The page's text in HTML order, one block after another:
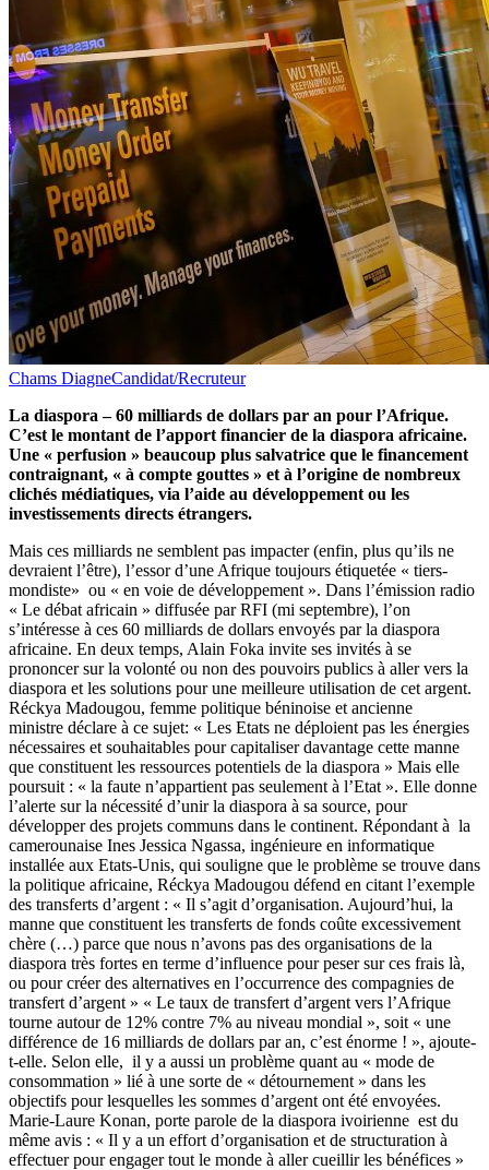
Chams DiagneCandidat/Recruteur
La diaspora – 60 milliards de dollars par an pour l’Afrique.
C’est le montant de l’apport financier de la diaspora africaine.
Une « perfusion » beaucoup plus salvatrice que le financement
contraignant, « à compte gouttes » et à l’origine de nombreux
clichés médiatiques, via l’aide au développement ou les
investissements directs étrangers.
Mais ces milliards ne semblent pas impacter (enfin, plus qu’ils ne
devraient l’être), l’essor d’une Afrique toujours étiquetée « tiers-
mondiste» ou « en voie de développement ». Dans l’émission radio
« Le débat africain » diffusée par RFI (mi septembre), l’on
s’intéresse à ces 60 milliards de dollars envoyés par la diaspora
africaine. En deux temps, Alain Foka invite ses invités à se
prononcer sur la volonté ou non des pouvoirs publics à aller vers la
diaspora et les solutions pour une meilleure utilisation de cet argent.
Réckya Madougou, femme politique béninoise et ancienne
ministre déclare à ce sujet: « Les Etats ne déploient pas les énergies
nécessaires et souhaitables pour capitaliser davantage cette manne
que constituent les ressources potentiels de la diaspora » Mais elle
poursuit : « la faute n’appartient pas seulement à l’Etat ». Elle donne
l’alerte sur la nécessité d’unir la diaspora à sa source, pour
développer des projets communs dans le continent. Répondant à la
camerounaise Ines Jessica Ngassa, ingénieure en informatique
installée aux Etats-Unis, qui souligne que le problème se trouve dans
la politique africaine, Réckya Madougou défend en citant l’exemple
des transferts d’argent : « Il s’agit d’organisation. Aujourd’hui, la
manne que constituent les transferts de fonds coûte excessivement
chère (…) parce que nous n’avons pas des organisations de la
diaspora très fortes en terme d’influence pour peser sur ces frais là,
ou pour créer des alternatives en l’occurrence des compagnies de
transfert d’argent » « Le taux de transfert d’argent vers l’Afrique
tourne autour de 12% contre 7% au niveau mondial », soit « une
différence de 16 milliards de dollars par an, c’est énorme ! », ajoute-
t-elle. Selon elle, il y a aussi un problème quant au « mode de
consommation » lié à une sorte de « détournement » dans les
objectifs pour lesquelles les sommes d’argent ont été envoyées.
Marie-Laure Konan, porte parole de la diaspora ivoirienne est du
même avis : « Il y a un effort d’organisation et de structuration à
effectuer pour engager tout le monde à aller cueillir les bénéfices »